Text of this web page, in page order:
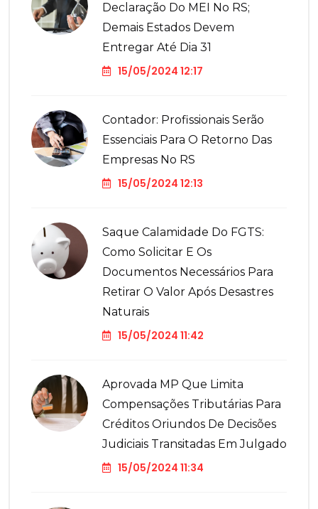
Declaração Do MEI No RS;
Demais Estados Devem
Entregar Até Dia 31
15/05/2024 12:17
Contador: Profissionais Serão
Essenciais Para O Retorno Das
Empresas No RS
15/05/2024 12:13
Saque Calamidade Do FGTS:
Como Solicitar E Os
Documentos Necessários Para
Retirar O Valor Após Desastres
Naturais
15/05/2024 11:42
Aprovada MP Que Limita
Compensações Tributárias Para
Créditos Oriundos De Decisões
Judiciais Transitadas Em Julgado
15/05/2024 11:34